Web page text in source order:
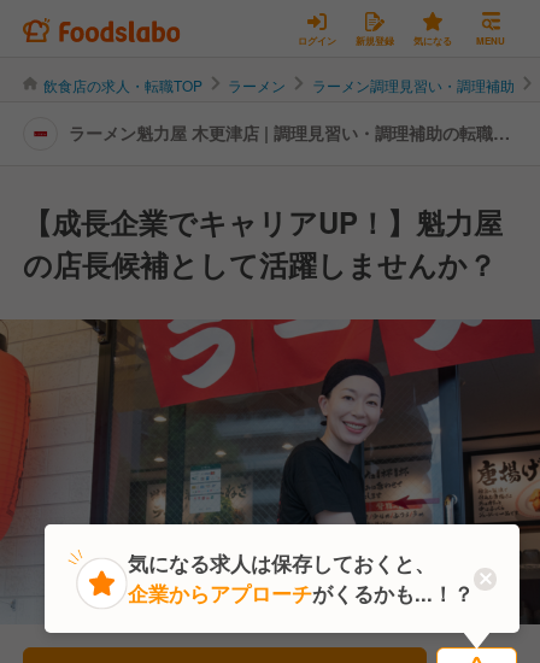
ログイン 新規登録 気になる MENU
飲食店の求人・転職TOP ラーメン ラーメン調理見習い・調理補助
ラーメン魁力屋 木更津店 | 調理見習い・調理補助の転職・
【成長企業でキャリアUP！】魁力屋
の店長候補として活躍しませんか？
気になる求人は保存しておくと、
企業からアプローチがくるかも...！？